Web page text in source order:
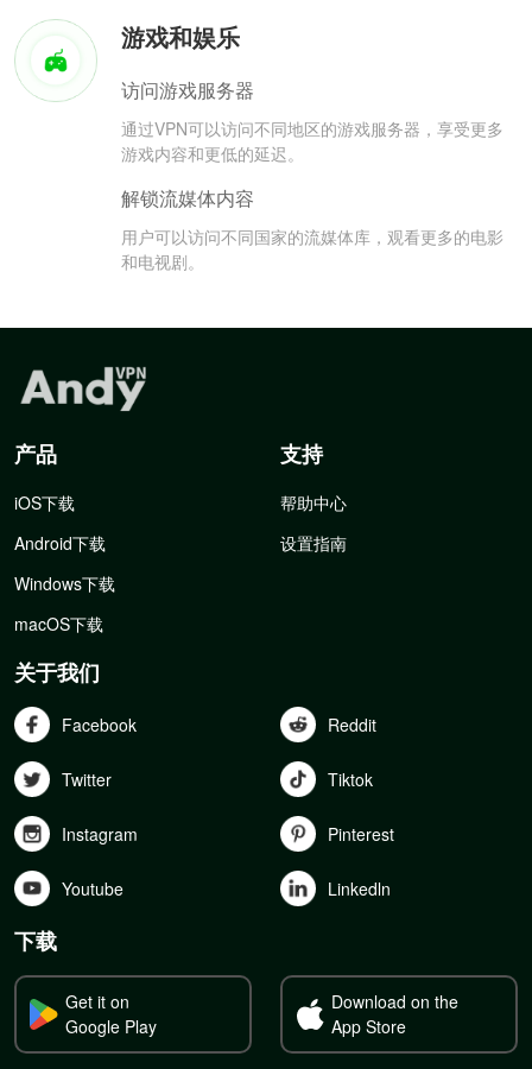
游戏和娱乐
访问游戏服务器
通过VPN可以访问不同地区的游戏服务器，享受更多
游戏内容和更低的延迟。
解锁流媒体内容
用户可以访问不同国家的流媒体库，观看更多的电影
和电视剧。
产品
iOS下载
Android下载
Windows下载
macOS下载
支持
帮助中心
设置指南
关于我们
Facebook Reddit
Twitter Tiktok
Instagram Pinterest
Youtube Linkedln
下载
Get it on
Google Play
Download on the
App Store